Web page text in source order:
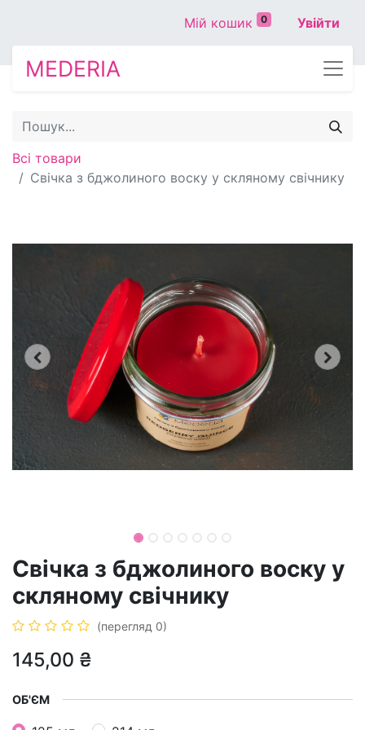
Мій кошик 0 Увійти
MEDERIA
Всі товари
Свічка з бджолиного воску у скляному свічнику
Свічка з бджолиного воску у
скляному свічнику
(перегляд 0)
145,00 ₴
ОБ'ЄМ